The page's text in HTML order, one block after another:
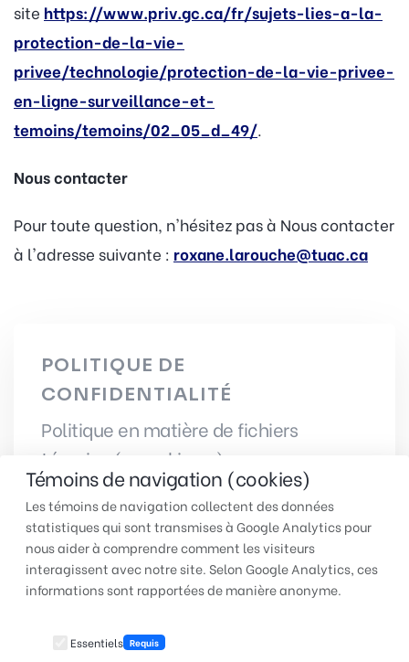
Témoins de navigation (cookies)
Les témoins de navigation collectent des données
statistiques qui sont transmises à Google Analytics pour
nous aider à comprendre comment les visiteurs
interagissent avec notre site. Selon Google Analytics, ces
informations sont rapportées de manière anonyme.
Essentiels Requis
site https://www.priv.gc.ca/fr/sujets-lies-a-la-
protection-de-la-vie-
privee/technologie/protection-de-la-vie-privee-
en-ligne-surveillance-et-
temoins/temoins/02_05_d_49/.
Nous contacter
Pour toute question, n'hésitez pas à Nous contacter
à l'adresse suivante : roxane.larouche@tuac.ca
POLITIQUE DE
CONFIDENTIALITÉ
Politique en matière de fichiers
témoins (« cookies »)
TUAC QUÉBEC | Pour faire